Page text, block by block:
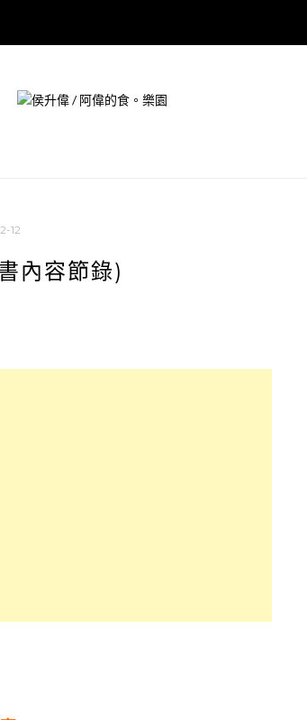
12
內容節錄)